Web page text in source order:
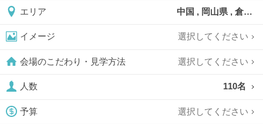
エリア 中国 , 岡山県 , 倉敷
イメージ 選択してください
会場のこだわり・見学方法 選択してください
人数 110名
予算 選択してください